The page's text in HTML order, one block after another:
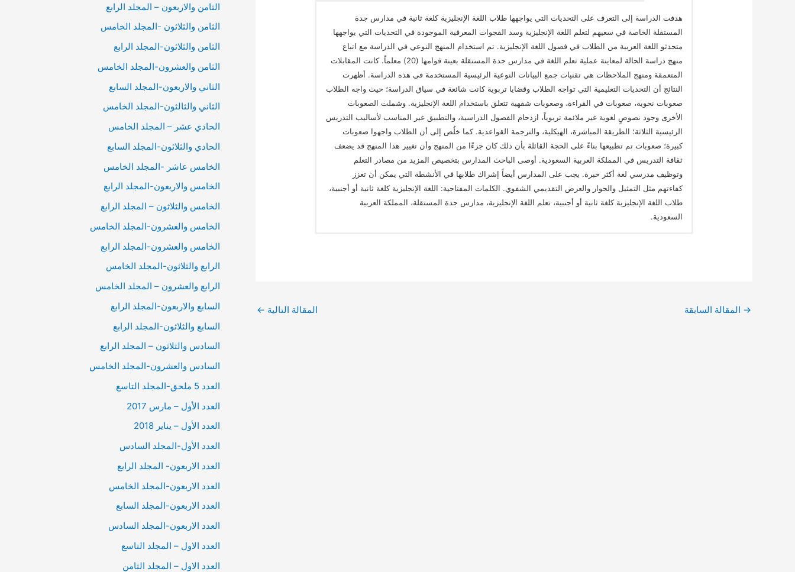
هدفت الدراسة إلى التعرف على التحديات التي يواجهها طلاب اللغة الإنجليزية كلغة ثانية في مدارس جدة
المستقلة الخاصة في سعيهم لتعلم اللغة الإنجليزية وسد الفجوات المعرفية الموجودة في التحديات التي يواجهها
متحدثو اللغة العربية من الطلاب في فصول اللغة الإنجليزية. تم استخدام المنهج النوعي في الدراسة مع اتباع
منهج دراسة الحالة لمعاينة عملية تعلم اللغة في مدارس جدة المستقلة بعينة قوامها (20) معلماً. كانت المقابلات
المتعمقة ومنهج الملاحظات هي تقنيات جمع البيانات النوعية الرئيسية المستخدمة في هذه الدراسة. أظهرت
النتائج أن التحديات التعليمية التي تواجه الطلاب وقضايا تربوية كانت شائعة في سياق الدراسة؛ حيث واجه الطلاب
صعوبات نحوية، صعوبات في القراءة، وصعوبات شفهية تتعلق باستخدام اللغة الإنجليزية. وشملت الصعوبات
الأخرى وجود نصوصٍ لغوية غير ملائمة تربوياً، ازدحام الفصول الدراسية، والتطبيق غير المناسب لأساليب التدريس
الرئيسية الثلاثة؛ الطريقة المباشرة، الهيكلية، والترجمة القواعدية. كما خلُص إلى أن الطلاب واجهوا صعوبات
كبيرة؛ صعوبات تم تطبيعها بناءً على الحجة القائلة بأن ذلك كان جزءًا من المنهج وأن تغيير هذا المنهج قد يضعف
ثقافة التدريس في المملكة العربية السعودية. أوصى الباحث المدارس بتخصيص المزيد من مصادر التعلم
وتوظيف مدرسي لغة أكثر خبرة. يجب على المدارس أيضاً إشراك طلابها في الأنشطة التي يمكن أن تعزز
كفاءتهم مثل التمثيل والحوار والعرض التقديمي الشفوي. الكلمات المفتاحية: اللغة الإنجليزية كلغة ثانية أو أجنبية،
طلاب اللغة الإنجليزية كلغة ثانية أو أجنبية، تعلم اللغة الإنجليزية، مدارس جدة المستقلة، المملكة العربية
السعودية.
→ المقالة السابقة المقالة التالية ←
الثامن والاربعون – المجلد الرابع
الثامن والثلاثون -المجلد الخامس
الثامن والثلاثون-المجلد الرابع
الثامن والعشرون-المجلد الخامس
الثاني والاربعون-المجلد السابع
الثاني والثالثون-المجلد الخامس
الحادي عشر – المجلد الخامس
الحادي والثلاثون-المجلد السابع
الخامس عاشر -المجلد الخامس
الخامس والاربعون-المجلد الرابع
الخامس والثلاثون – المجلد الرابع
الخامس والعشرون-المجلد الخامس
الخامس والعشرون-المجلد الرابع
الرابع والثلاثون-المجلد الخامس
الرابع والعشرون – المجلد الخامس
السابع والاربعون-المجلد الرابع
السابع والثلاثون-المجلد الرابع
السادس والثلاثون – المجلد الرابع
السادس والعشرون-المجلد الخامس
العدد 5 ملحق-المجلد التاسع
العدد الأول – مارس 2017
العدد الأول – يناير 2018
العدد الأول-المجلد السادس
العدد الاربعون- المجلد الرابع
العدد الاربعون-المجلد الخامس
العدد الاربعون-المجلد السابع
العدد الاربعون-المجلد السادس
العدد الاول – المجلد التاسع
العدد الاول – المجلد الثامن